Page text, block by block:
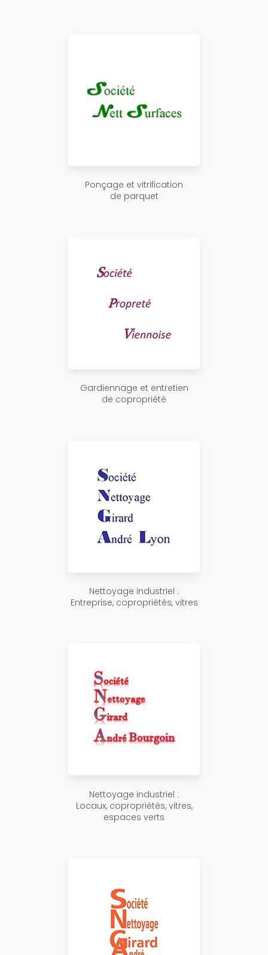
Ponçage et vitrification
de parquet
Gardiennage et entretien
de copropriété
Nettoyage industriel :
Entreprise, copropriétés, vitres
Nettoyage industriel :
Locaux, copropriétés, vitres,
espaces verts